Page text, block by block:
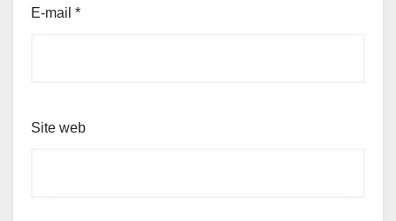
E-mail *
Site web